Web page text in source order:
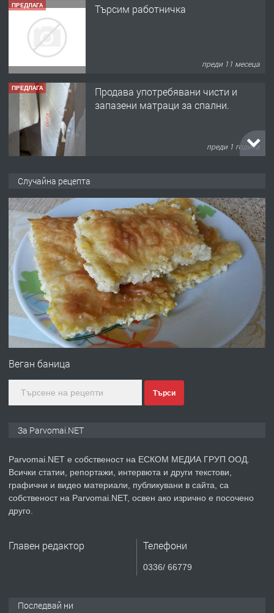
ПРЕДЛАГА Търсим работничка
преди 11 месеца
ПРЕДЛАГА
Продава употребявани чисти и
запазени матраци за спални.
преди 1 година
преди 1 година
ПРЕДЛАГА
Първи поход "По стъпките на Ангел
Войвода"
преди 1 година
ПРЕДЛАГА
Монтажник на малки детайли за
преди 1 година
ПРЕДЛАГА
Продавам апартамент - гр.
Случайна рецепта
Веган баница
Търси
За Parvomai.NET
Parvomai.NET е собственост на ЕСКОМ МЕДИА ГРУП ООД.
Всички статии, репортажи, интервюта и други текстови,
графични и видео материали, публикувани в сайта, са
собственост на Parvomai.NET, освен ако изрично е посочено
друго.
Главен редактор Телефони
0336/ 66779
Последвай ни